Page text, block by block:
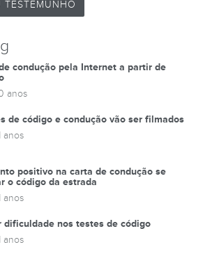
condução pela Internet a partir de
anos
de código e condução vão ser filmados
anos
positivo na carta de condução se
o código da estrada
anos
dificuldade nos testes de código
anos